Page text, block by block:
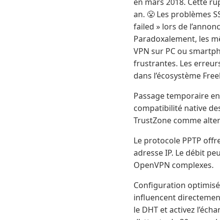
an. 😤 Les problèmes
failed » lors de
Paradoxalement, les
VPN sur PC ou
frustrantes. Les
dans l’écosystème
Passage temporaire
compatibilité native
TrustZone comme
Le protocole PPTP
adresse IP. Le débit
OpenVPN complexes.
Configuration
influencent
le DHT et activez